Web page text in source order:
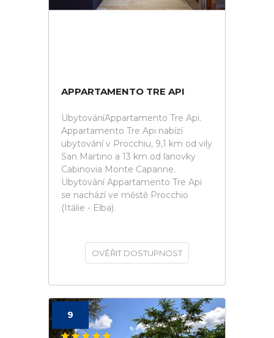
APPARTAMENTO TRE API
UbytováníAppartamento Tre Api.
Appartamento Tre Api nabízí
ubytování v Procchiu, 9,1 km od vily
San Martino a 13 km od lanovky
Cabinovia Monte Capanne.
Ubytování Appartamento Tre Api
se nachází ve městě Procchio
(Itálie - Elba).
OVĚŘIT DOSTUPNOST
9